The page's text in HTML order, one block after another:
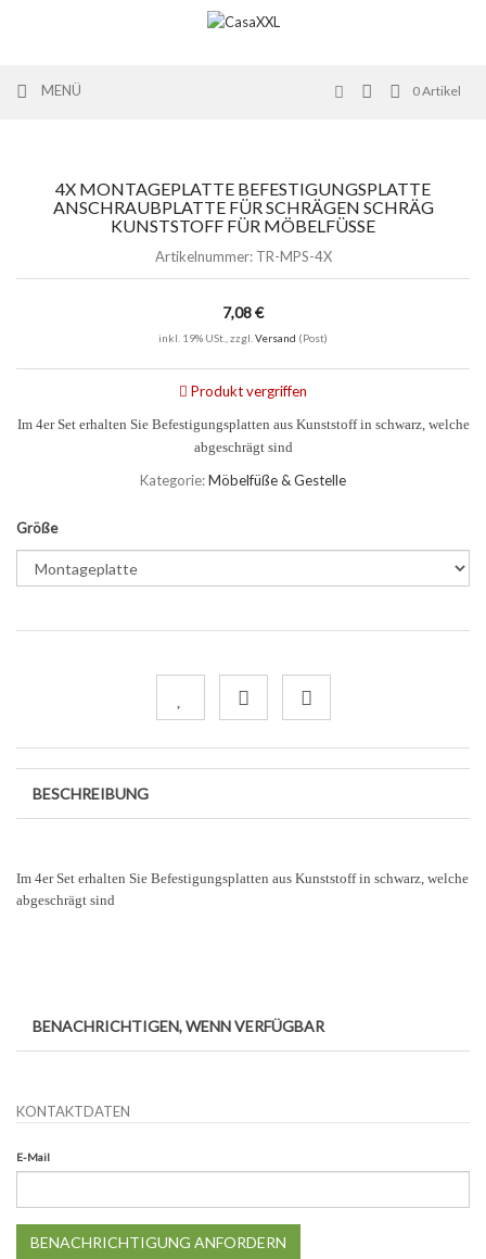
MENÜ 0Artikel
4X MONTAGEPLATTE BEFESTIGUNGSPLATTE
ANSCHRAUBPLATTE FÜR SCHRÄGEN SCHRÄG
KUNSTSTOFF FÜR MÖBELFÜSSE
Artikelnummer: TR-MPS-4X
7,08 €
inkl. 19% USt., zzgl. Versand (Post)
Produkt vergriffen
Im 4er Set erhalten Sie Befestigungsplatten aus Kunststoff in schwarz, welche
abgeschrägt sind
Kategorie:Möbelfüße & Gestelle
Größe
BESCHREIBUNG
Im 4er Set erhalten Sie Befestigungsplatten aus Kunststoff in schwarz, welche
abgeschrägt sind
BENACHRICHTIGEN, WENN VERFÜGBAR
KONTAKTDATEN
E-Mail
BENACHRICHTIGUNG ANFORDERN